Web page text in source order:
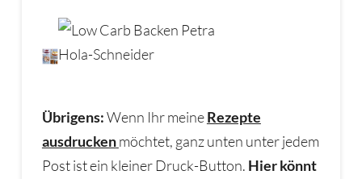
Übrigens:Wenn Ihr meineRezepte
ausdruckenmöchtet, ganz unten unter jedem
Post ist ein kleiner Druck-Button. Hier könnt